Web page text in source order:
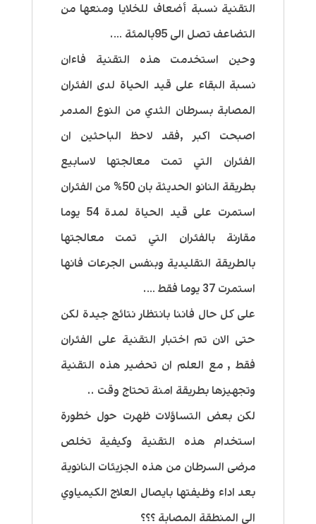
التقنية نسبة أضعاف للخلايا ومنعها من
التضاعف تصل الى 95بالمئة ….
وحين استخدمت هذه التقنية فاءان
نسبة البقاء على قيد الحياة لدى الفئران
المصابة بسرطان الثدي من النوع المدمر
اصبحت اكبر ,فقد لاحظ الباحثين ان
الفئران التي تمت معالجتها لاسابيع
بطريقة النانو الحديثة بان 50% من الفئران
استمرت على قيد الحياة لمدة 54 يوما
مقارنة بالفئران التي تمت معالجتها
بالطريقة التقليدية وبنفس الجرعات فانها
استمرت 37 يوما فقط ….
على كل حال فاننا بانتظار نتائج جيدة لكن
حتى الان تم اختبار التقنية على الفئران
فقط , مع العلم ان تحضير هذه التقنية
وتجهيزها بطريقة امنة تحتاج وقت ..
لكن بعض التساؤلات ظهرت حول خطورة
استخدام هذه التقنية وكيفية تخلص
مرضى السرطان من هذه الجزيئات النانوية
بعد اداء وظيفتها بايصال العلاج الكيمياوي
الى المنطقة المصابة ؟؟؟